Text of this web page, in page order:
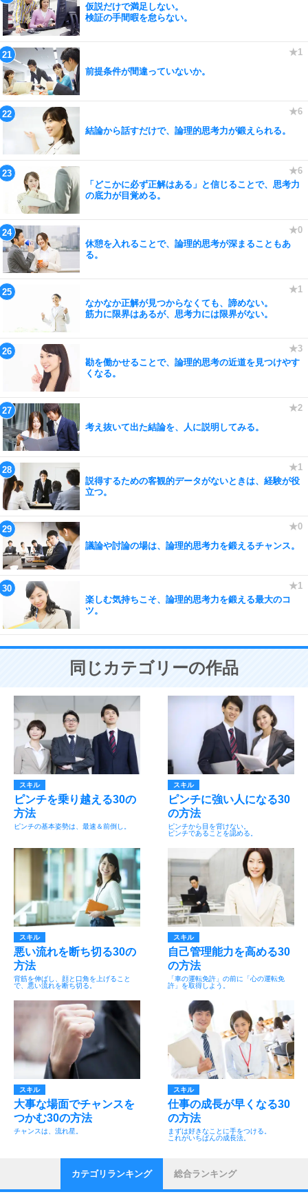
仮説だけで満足しない。
検証の手間暇を怠らない。
前提条件が間違っていないか。
結論から話すだけで、論理的思考力が鍛えられる。
「どこかに必ず正解はある」と信じることで、思考力
の底力が目覚める。
休憩を入れることで、論理的思考が深まることもあ
る。
なかなか正解が見つからなくても、諦めない。
筋力に限界はあるが、思考力には限界がない。
勘を働かせることで、論理的思考の近道を見つけやす
くなる。
考え抜いて出た結論を、人に説明してみる。
説得するための客観的データがないときは、経験が役
立つ。
議論や討論の場は、論理的思考力を鍛えるチャンス。
楽しむ気持ちこそ、論理的思考力を鍛える最大のコ
ツ。
同じカテゴリーの作品
スキル
ピンチを乗り越える30の
方法
ピンチの基本姿勢は、最速＆前倒し。
スキル
ピンチに強い人になる30
の方法
ピンチから目を背けない。
ピンチであることを認める。
スキル
悪い流れを断ち切る30の
方法
背筋を伸ばし、顔と口角を上げること
で、悪い流れを断ち切る。
スキル
自己管理能力を高める30
の方法
「車の運転免許」の前に「心の運転免
許」を取得しよう。
スキル
大事な場面でチャンスを
つかむ30の方法
チャンスは、流れ星。
スキル
仕事の成長が早くなる30
の方法
まずは好きなことに手をつける。
これがいちばんの成長法。
カテゴリランキング 総合ランキング